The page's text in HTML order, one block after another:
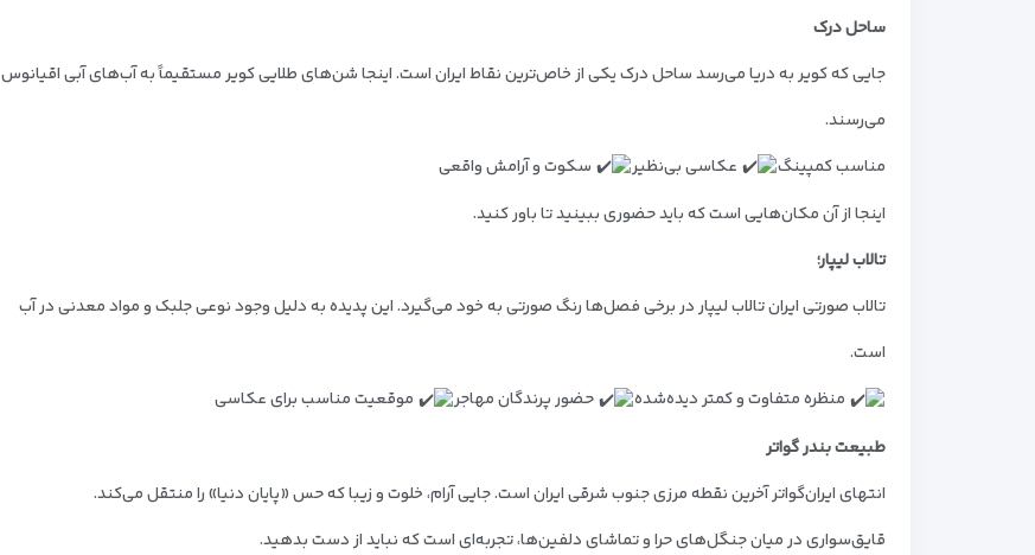
ساحل درک
جایی که کویر به دریا می‌رسدساحل درک یکی از خاص‌ترین نقاط ایران است. اینجا شن‌های طلایی کویر مستقیماً به آب‌های آبی اقیانوس
می‌رسند.
مناسب کمپینگ
عکاسی بی‌نظیر
سکوت و آرامش واقعی
اینجا از آن مکان‌هایی است که باید حضوری ببینید تا باور کنید.
تالاب لیپار؛
تالاب صورتی ایرانتالاب لیپار در برخی فصل‌ها رنگ صورتی به خود می‌گیرد. این پدیده به دلیل وجود نوعی جلبک و مواد معدنی در آب
است.
منظره متفاوت و کمتر دیده‌شده
حضور پرندگان مهاجر
موقعیت مناسب برای عکاسی
طبیعتبندر گواتر
انتهای ایرانگواتر آخرین نقطه مرزی جنوب شرقی ایران است. جایی آرام، خلوت و زیبا که حس «پایان دنیا» را منتقل می‌کند.
قایق‌سواری درمیان جنگل‌های حرا و تماشای دلفین‌ها، تجربه‌ای است که نباید از دست بدهید.